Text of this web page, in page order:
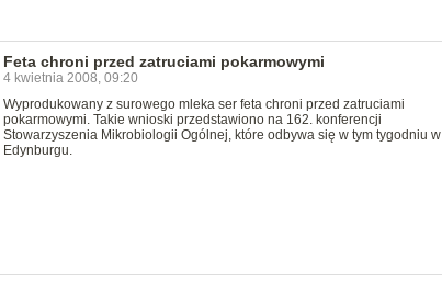
Feta chroni przed zatruciami pokarmowymi
4 kwietnia 2008, 09:20
Wyprodukowany z surowego mleka ser feta chroni przed zatruciami
pokarmowymi. Takie wnioski przedstawiono na 162. konferencji
Stowarzyszenia Mikrobiologii Ogólnej, które odbywa się w tym tygodniu w
Edynburgu.